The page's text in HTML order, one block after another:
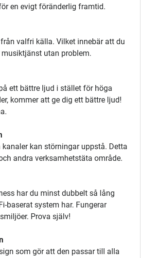
en evigt föränderlig framtid.
valfri källa. Vilket innebär att du
utan problem.
ett bättre ljud i stället för höga
kommer att ge dig ett bättre ljud!
kan störningar uppstå. Detta
andra verksamhetstäta område.
har du minst dubbelt så lång
baserat system har. Fungerar
Prova själv!
som gör att den passar till alla